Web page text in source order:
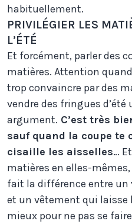
habituellement.
PRIVILÉGIER LES
L’ÉTÉ
Et forcément, parler des
matières. Attention
trop convaincre par des
vendre des fringues
argument. C’est très
sauf quand la coupe te
cisaille les aisselles…
matières en elles-
fait la différence entre
et un vêtement qui laisse
mieux pour ne pas se